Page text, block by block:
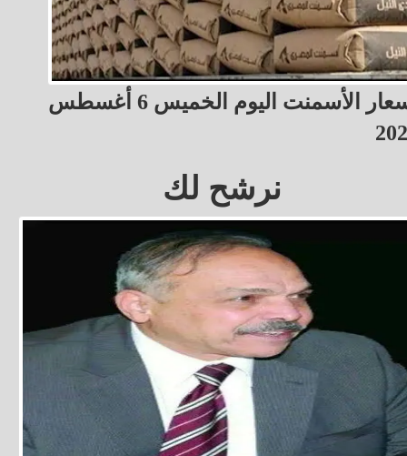
أسعار الأسمنت اليوم الخميس 6 أغسطس
نرشح لك